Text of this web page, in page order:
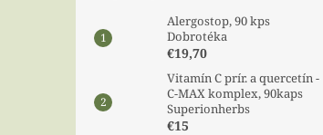
Alergostop, 90 kps
Dobrotéka
€19,70
Vitamín C prír. a quercetín -
C-MAX komplex, 90kaps
Superionherbs
€15